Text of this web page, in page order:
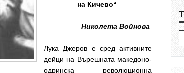
на Кичево“
Николета Войнова
Лука Джеров е сред активните
дейци на Върешната македоно-
одринска революционна